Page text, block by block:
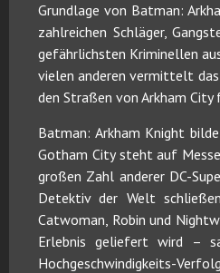
Grundlage von Batman:
zahlreichen Schläger,
gefährlichsten Kriminellen
vielen anderen vermittelt
den Straßen von Arkham
Batman: Arkham Knight
Gotham City steht auf
großen Zahl anderer DC-
Detektiv der Welt
Catwoman, Robin und
Erlebnis geliefert wird –
Hochgeschwindigkeits-